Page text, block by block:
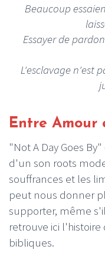
Beaucoup
Essayer de
L'esclavage n'est
Entre Amour
"Not A Day Goes
d'un son roots
souffrances et les
peut nous donner
supporter, même
retrouve ici l'histoire
bibliques.